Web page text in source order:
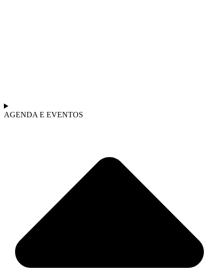
AGENDA E EVENTOS